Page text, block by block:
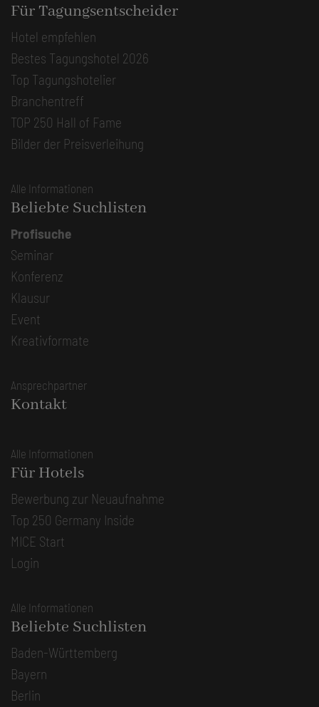
Für Tagungsentscheider
Hotel empfehlen
Bestes Tagungshotel 2026
Top Tagungshotelier
Branchentreff
TOP 250 Hall of Fame
Bilder der Preisverleihung
Alle Informationen
Beliebte Suchlisten
Profisuche
Seminar
Konferenz
Klausur
Event
Kreativformate
Ansprechpartner
Kontakt
Alle Informationen
Für Hotels
Bewerbung zur Neuaufnahme
Top 250 Germany Inside
MICE Start
Login
Alle Informationen
Beliebte Suchlisten
Baden-Württemberg
Bayern
Berlin